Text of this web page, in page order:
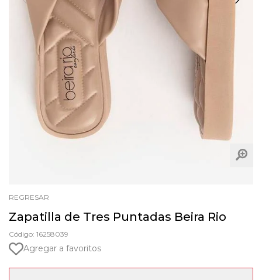
REGRESAR
Zapatilla de Tres Puntadas Beira Rio
Código: 16258039
Agregar a favoritos